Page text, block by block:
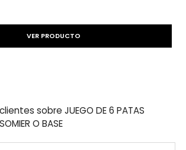
VER PRODUCTO
sobre JUEGO DE 6 PATAS
O BASE